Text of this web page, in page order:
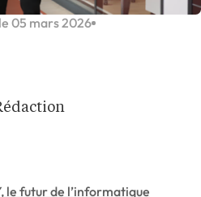
05 mars 2026
le futur de l’informatique